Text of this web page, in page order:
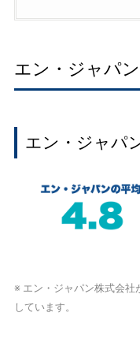
エン・ジャパ
エン・ジャパ
※ エン・ジャパン株式会社
しています。